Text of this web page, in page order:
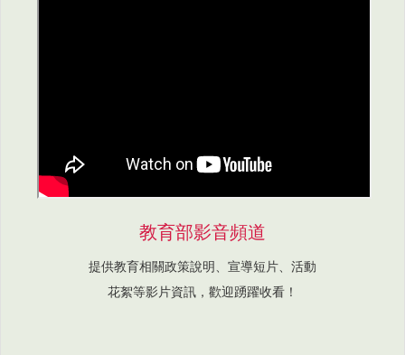
教育部影音頻道
提供教育相關政策說明、宣導短片、活動
花絮等影片資訊，歡迎踴躍收看！